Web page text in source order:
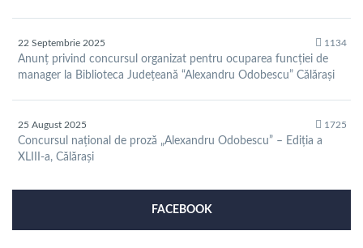
22 Septembrie 2025 1134
Anunț privind concursul organizat pentru ocuparea funcției de
manager la Biblioteca Județeană “Alexandru Odobescu” Călărași
25 August 2025 1725
Concursul național de proză „Alexandru Odobescu” – Ediția a
XLIII-a, Călărași
FACEBOOK